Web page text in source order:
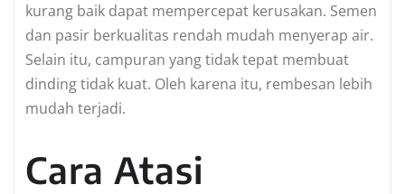
kurang baik dapat mempercepat kerusakan. Semen
dan pasir berkualitas rendah mudah menyerap air.
Selain itu, campuran yang tidak tepat membuat
dinding tidak kuat. Oleh karena itu, rembesan lebih
mudah terjadi.
Cara Atasi